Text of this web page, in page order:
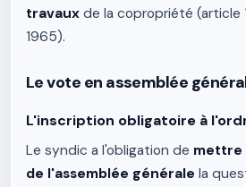
travaux de la copropriété (article
1965).
Le vote en assemblée
L'inscription obligatoire à
Le syndic a l'obligation de mettre
de l'assemblée générale la